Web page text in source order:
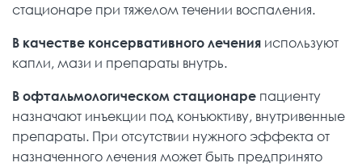
стационаре при тяжелом течении воспаления.
В качестве консервативного лечения используют
капли, мази и препараты внутрь.
В офтальмологическом стационаре пациенту
назначают инъекции под конъюктиву, внутривенные
препараты. При отсутствии нужного эффекта от
назначенного лечения может быть предпринято